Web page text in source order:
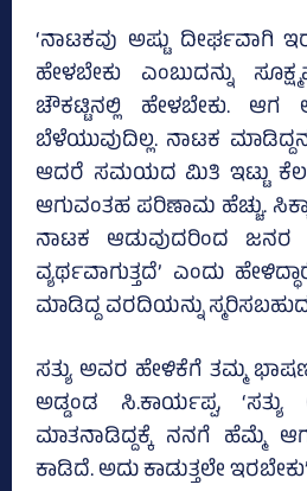
‘ನಾಟಕವು ಅಷ್ಟು ದೀರ್ಘವಾಗಿ
ಹೇಳಬೇಕು ಎಂಬುದನ್ನು
ಚೌಕಟ್ಟಿನಲ್ಲಿ ಹೇಳಬೇಕು. ಆಗ
ಬೆಳೆಯುವುದಿಲ್ಲ. ನಾಟಕ
ಆದರೆ ಸಮಯದ ಮಿತಿ ಇಟ್ಟು
ಆಗುವಂತಹ ಪರಿಣಾಮ ಹೆಚ್ಚು.
ನಾಟಕ ಆಡುವುದರಿಂದ
ವ್ಯರ್ಥವಾಗುತ್ತದೆ’ ಎಂದು
ಮಾಡಿದ್ದ ವರದಿಯನ್ನು
ಸತ್ಯು ಅವರ ಹೇಳಿಕೆಗೆ ತಮ್ಮ
ಅಡ್ಡಂಡ ಸಿ.ಕಾರ್ಯಪ್ಪ,
ಮಾತನಾಡಿದ್ದಕ್ಕೆ ನನಗೆ ಹೆಮ್ಮೆ
ಕಾಡಿದೆ. ಅದು ಕಾಡುತ್ತಲೇ